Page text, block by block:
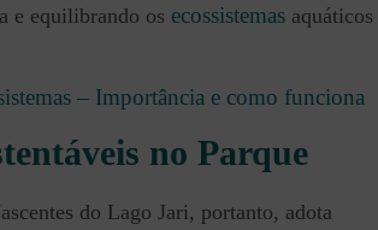
e equilibrando os ecossistemas aquáticos
– Importância e como funciona
no Parque
do Lago Jari, portanto, adota